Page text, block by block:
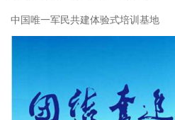
中国唯一军民共建体验式培训基地